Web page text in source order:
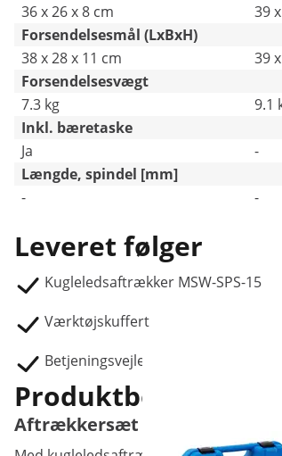
36 x 26 x 8 cm
39
Forsendelsesmål (LxBxH)
38 x 28 x 11 cm
39
Forsendelsesvægt
7.3 kg
9.1
Inkl. bæretaske
Ja
-
Længde, spindel [mm]
-
-
Leveret følger
Kugleledsaftrækker MSW-SPS-15
Værktøjskuffert
Betjeningsvejledning
Produktbeskrivelse
Aftrækkersæt i 9 dele til